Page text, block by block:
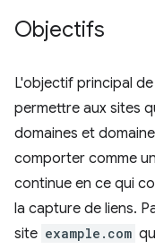
Objectifs
L'objectif principal
permettre aux sites
domaines et
comporter comme
continue en ce qui
la capture de liens.
site example.com